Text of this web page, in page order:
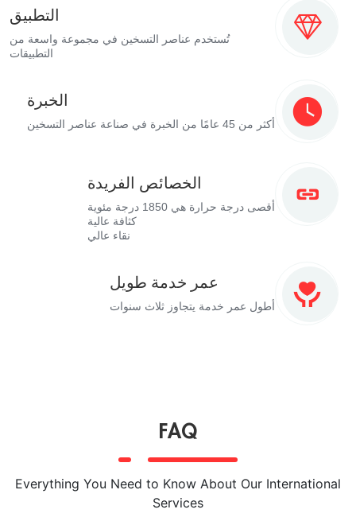
التطبيق
تُستخدم عناصر التسخين في مجموعة واسعة من
التطبيقات
الخبرة
أكثر من 45 عامًا من الخبرة في صناعة عناصر التسخين
الخصائص الفريدة
أقصى درجة حرارة هي 1850 درجة مئوية
كثافة عالية
نقاء عالي
عمر خدمة طويل
أطول عمر خدمة يتجاوز ثلاث سنوات
FAQ
Everything You Need to Know About Our International
Services